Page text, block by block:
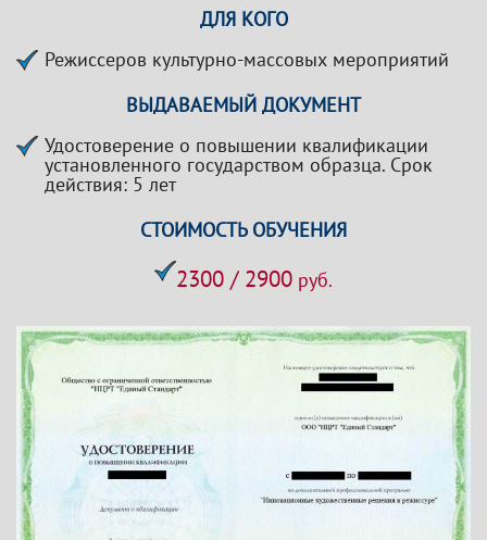
ДЛЯ КОГО
Режиссеров культурно-массовых мероприятий
ВЫДАВАЕМЫЙ ДОКУМЕНТ
Удостоверение о повышении квалификации
установленного государством образца. Срок
действия: 5 лет
СТОИМОСТЬ ОБУЧЕНИЯ
2300 / 2900 руб.